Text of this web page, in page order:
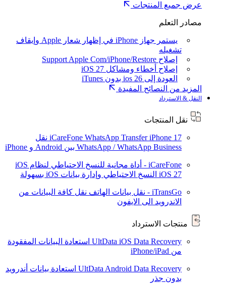
عرض جميع المنتجات
مصادر التعلم
يستمر جهاز iPhone في إظهار شعار Apple وإيقاف
تشغيله
إصلاح Support Apple Com/iPhone/Restore
إصلاح أخطاء ومشاكل iOS 27
العودة إلى ios 26 بدون iTunes
المزيد من النصائح المفيدة
النقل & الاسترداد
نقل المنتجات
iCareFone WhatsApp TransferiPhone 17
نقل
WhatsApp / WhatsApp Business بين Android و iPhone
iCareFone - أداة مجانية للنسخ الاحتياطي لنظام iOS
iOS 27 النسخ الاحتياطي وإدارة بيانات iOS بسهولة
iTransGo - نقل بيانات الهاتف
نقل كافة البيانات من
الاندرويد الى الايفون
منتجات الاسترداد
UltData iOS Data Recovery استعادة البيانات المفقودة
من iPhone/iPad
UltData Android Data Recovery استعادة بيانات أندرويد
بدون جذر